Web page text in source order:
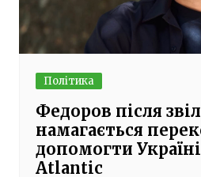
Політика
Федоров після
намагається
допомогти
Atlantic